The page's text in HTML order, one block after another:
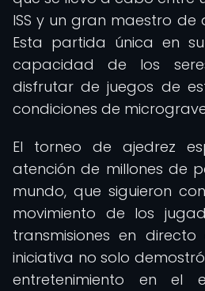
ISS y un gran maestro de
Esta partida única en
capacidad de los
disfrutar de juegos de
condiciones de
El torneo de ajedrez
atención de millones de
mundo, que siguieron
movimiento de los
transmisiones en directo
iniciativa no solo
entretenimiento en el